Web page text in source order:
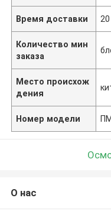
Время доставки
Количество мин
заказа
Место происхож
дения
Номер модели
О нас